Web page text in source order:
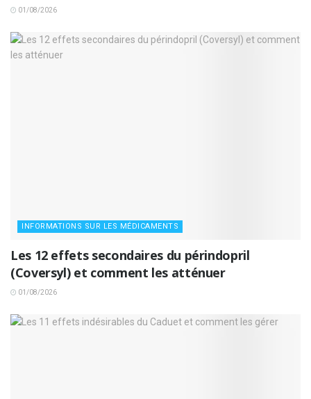
01/08/2026
INFORMATIONS SUR LES MÉDICAMENTS
Les 12 effets secondaires du périndopril
(Coversyl) et comment les atténuer
01/08/2026